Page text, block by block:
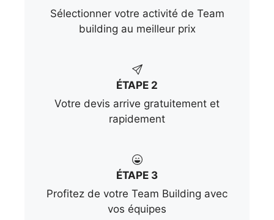
Sélectionner votre activité de Team
building au meilleur prix
ÉTAPE 2
Votre devis arrive gratuitement et
rapidement
ÉTAPE 3
Profitez de votre Team Building avec
vos équipes